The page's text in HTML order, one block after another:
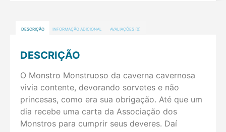
DESCRIÇÃO INFORMAÇÃO ADICIONAL AVALIAÇÕES (0)
DESCRIÇÃO
O Monstro Monstruoso da caverna cavernosa
vivia contente, devorando sorvetes e não
princesas, como era sua obrigação. Até que um
dia recebe uma carta da Associação dos
Monstros para cumprir seus deveres. Daí